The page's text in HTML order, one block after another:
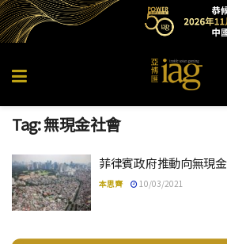
Tag:無現金社會
菲律賓政府推動向無現
本思齊 10/03/2021